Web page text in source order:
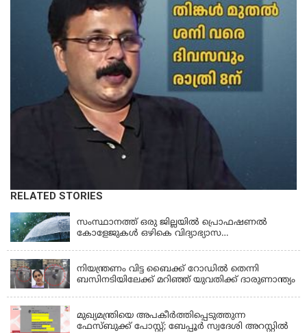
RELATED STORIES
KERALA
സംസ്ഥാനത്ത് ഒരു ജില്ലയിൽ പ്രൊഫഷണൽ
കോളേജുകൾ ഒഴികെ വിദ്യാഭ്യാസ
നിയന്ത്രണം വിട്ട ബൈക്ക് റോഡിൽ തെന്നി
ബസിനടിയിലേക്ക് മറിഞ്ഞ് യുവതിക്ക് ദാരുണാന്ത്യം
മുഖ്യമന്ത്രിയെ അപകീർത്തിപ്പെടുത്തുന്ന
ഫേസ്‌ബുക്ക് പോസ്റ്റ്; ബേപ്പൂർ സ്വദേശി അറസ്റ്റിൽ